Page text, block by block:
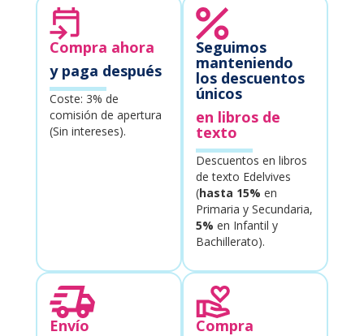
Compra ahora
y paga después
Coste: 3% de
comisión de apertura
(Sin intereses).
Seguimos
manteniendo
los descuentos
únicos
en libros de
texto
Descuentos en libros
de texto Edelvives
(hasta 15% en
Primaria y Secundaria,
5% en Infantil y
Bachillerato).
Envío
Compra